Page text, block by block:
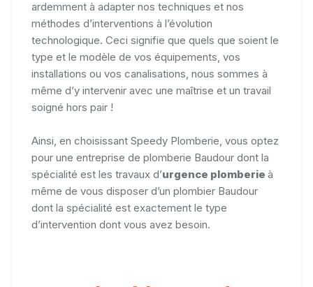
ardemment à adapter nos techniques et nos
méthodes d’interventions à l’évolution
technologique. Ceci signifie que quels que soient le
type et le modèle de vos équipements, vos
installations ou vos canalisations, nous sommes à
même d’y intervenir avec une maîtrise et un travail
soigné hors pair !
Ainsi, en choisissant Speedy Plomberie, vous optez
pour une entreprise de plomberie Baudour dont la
spécialité est les travaux d’urgence plomberie à
même de vous disposer d’un plombier Baudour
dont la spécialité est exactement le type
d’intervention dont vous avez besoin.